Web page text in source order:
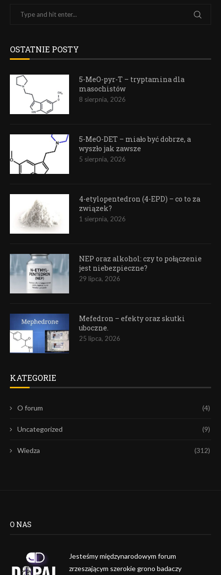
OSTATNIE POSTY
5-MeO-pyr-T – tryptamina dla
masochistów
8 sierpnia, 2026
5-MeO-DET – miało być dobrze, a
wyszło jak zawsze
5 sierpnia, 2026
4-etylopentedron (4-EPD) – co to za
związek?
1 sierpnia, 2026
NEP oraz alkohol: czy to połączenie
jest niebezpieczne?
29 lipca, 2026
Mefedron – efekty oraz skutki
uboczne.
25 lipca, 2026
KATEGORIE
O forum (4)
Uncategorized (9)
Wiedza (312)
O NAS
Jesteśmy międzynarodowym forum
zrzeszającym szerokie grono badaczy